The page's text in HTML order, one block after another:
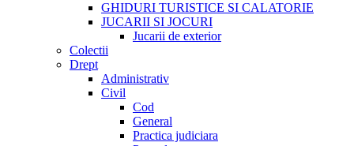
GHIDURI TURISTICE SI CALATORIE
JUCARII SI JOCURI
Jucarii de exterior
Colectii
Drept
Administrativ
Civil
Cod
General
Practica judiciara